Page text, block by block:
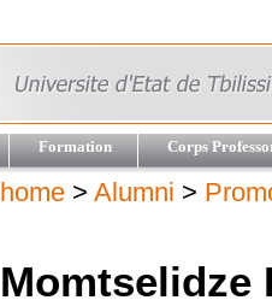
Formation Corps
home > Alumni >
Momtselidze